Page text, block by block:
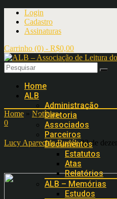
Login
Cadastro
Assinaturas
Carrinho (0) - R$0,00
Home
ALB
Administração
Diretoria
Associados
Parceiros
Documentos
Estatutos
Atas
Relatórios
ALB – Memórias
Estudos
Home » Notícias»
0
Lucy Aparecida Rudék23 de